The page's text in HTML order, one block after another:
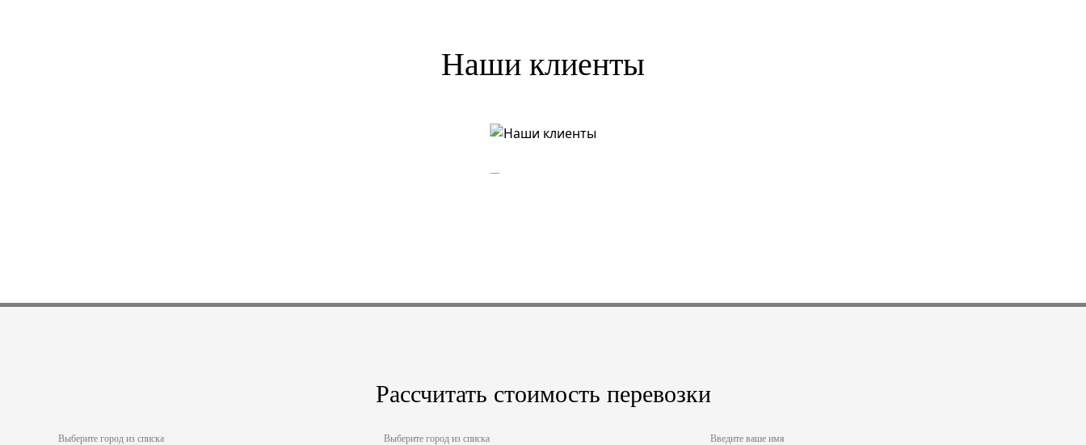
Наши клиенты
Рассчитать стоимость перевозки
Выберите город из списка Выберите город из списка Введите ваше имя